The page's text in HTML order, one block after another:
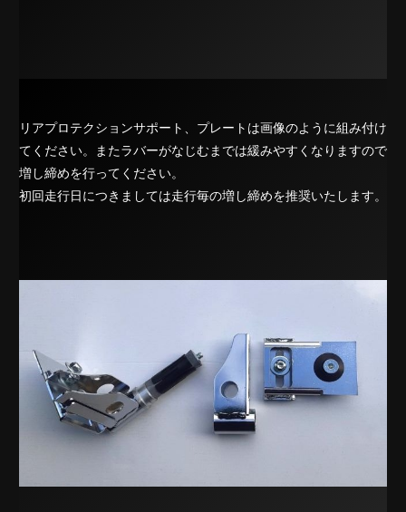
リアプロテクションサポート、プレートは画像のように組み付け
てください。またラバーがなじむまでは緩みやすくなりますので
増し締めを行ってください。
初回走行日につきましては走行毎の増し締めを推奨いたします。